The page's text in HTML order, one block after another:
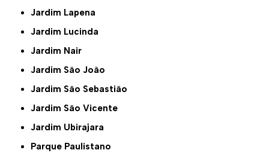
Jardim Lapena
Jardim Lucinda
Jardim Nair
Jardim São João
Jardim São Sebastião
Jardim São Vicente
Jardim Ubirajara
Parque Paulistano